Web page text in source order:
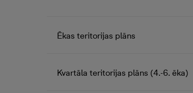
Ēkas teritorijas plāns
Kvartāla teritorijas plāns (4.-6. ēka)